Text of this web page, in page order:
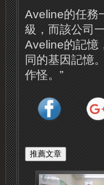
Aveline的任務
級，而該公司
Aveline的記憶
同的基因記憶
作怪。”